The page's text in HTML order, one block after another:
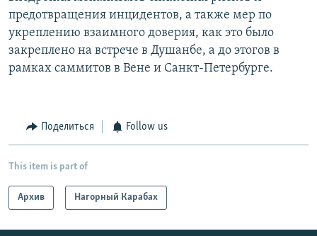
предотвращения инцидентов, а также мер по
укреплению взаимного доверия, как это было
закреплено на встрече в Душанбе, а до этогов в
рамках саммитов в Вене и Санкт-Петербурге.
Поделиться Follow us
This item is part of
Архив Нагорный Карабах